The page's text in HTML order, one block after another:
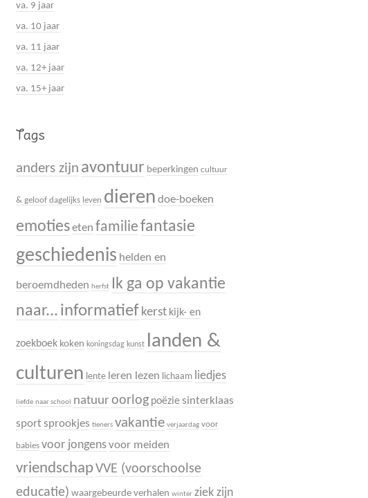
va. 9 jaar
va. 10 jaar
va. 11 jaar
va. 12+ jaar
va. 15+ jaar
Tags
anders zijn avontuur beperkingen cultuur
& geloof dagelijks leven dieren doe-boeken
emotieseten familie fantasie
geschiedenis helden en
beroemdheden herfst
Ik ga op vakantie
naar... informatief kerst kijk- en
zoekboek koken koningsdag kunst
landen &
culturen lente leren lezen lichaam liedjes
liefde naar school natuur oorlog poëzie sinterklaas
sport sprookjes tieners vakantie verjaardag voor
babies voor jongensvoor meiden
vriendschapVVE (voorschoolse
educatie) waargebeurde verhalen winter ziek zijn